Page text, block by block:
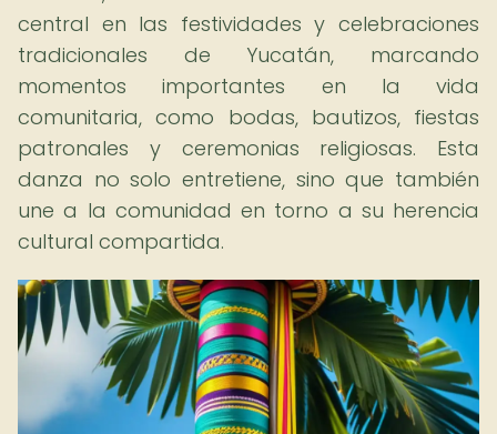
central en las festividades y celebraciones
tradicionales de Yucatán, marcando
momentos importantes en la vida
comunitaria, como bodas, bautizos, fiestas
patronales y ceremonias religiosas. Esta
danza no solo entretiene, sino que también
une a la comunidad en torno a su herencia
cultural compartida.